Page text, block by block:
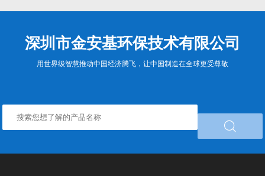
深圳市金安基环保技术有限公司
用世界级智慧推动中国经济腾飞，让中国制造在全球更受尊敬
